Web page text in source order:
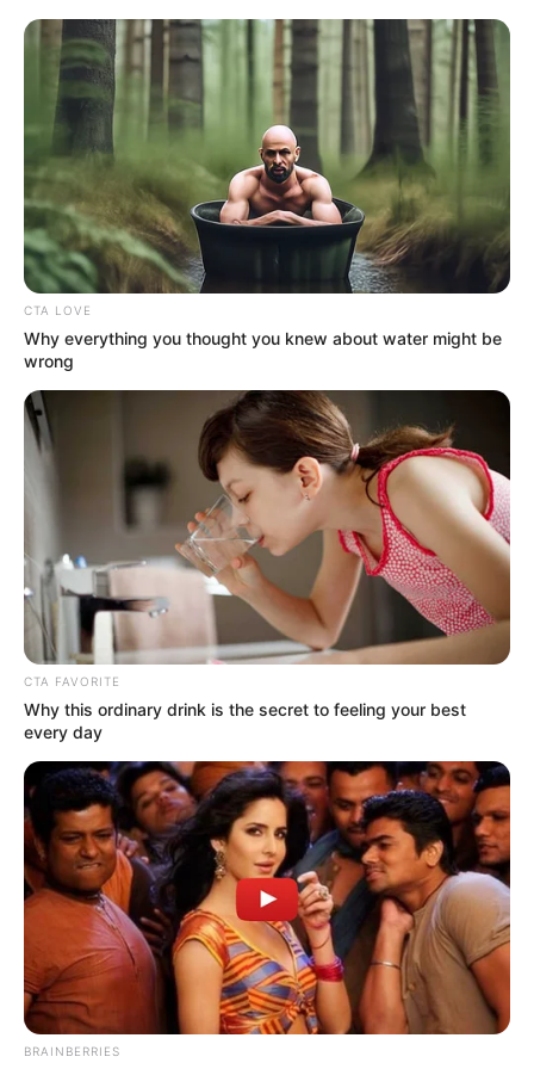
TEMAS RELACIONADOS
NOTICIAS LA GUAJIRA UNGRD
AGUA POTABLE
LA GUAJIRA
MANTÉNGASE EN ALERTA
Tenemos todas las noticias que le
interesan. Para estar bien informado, por
ACTIVAR AHORA
TEMAS DESTACADOS
EMERGENCIAS POR LLUVIAS
FUERTES LLUVIAS
VIA AL LLANO
LIGA BETPLAY
METRO DE MEDELLÍN
CORTES DE LUZ
CORTES DE AGUA
FENÓMENO DEL NIÑO
CTA LOVE
Why everything you thought you knew about water might be
wrong
CTA FAVORITE
Why this ordinary drink is the secret to feeling your best
every day
BRAINBERRIES